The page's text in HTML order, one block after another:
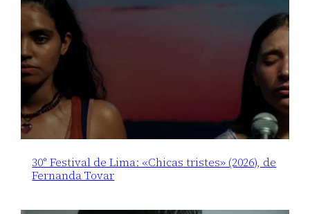
30° Festival de Lima: «Chicas tristes» (2026), de
Fernanda Tovar